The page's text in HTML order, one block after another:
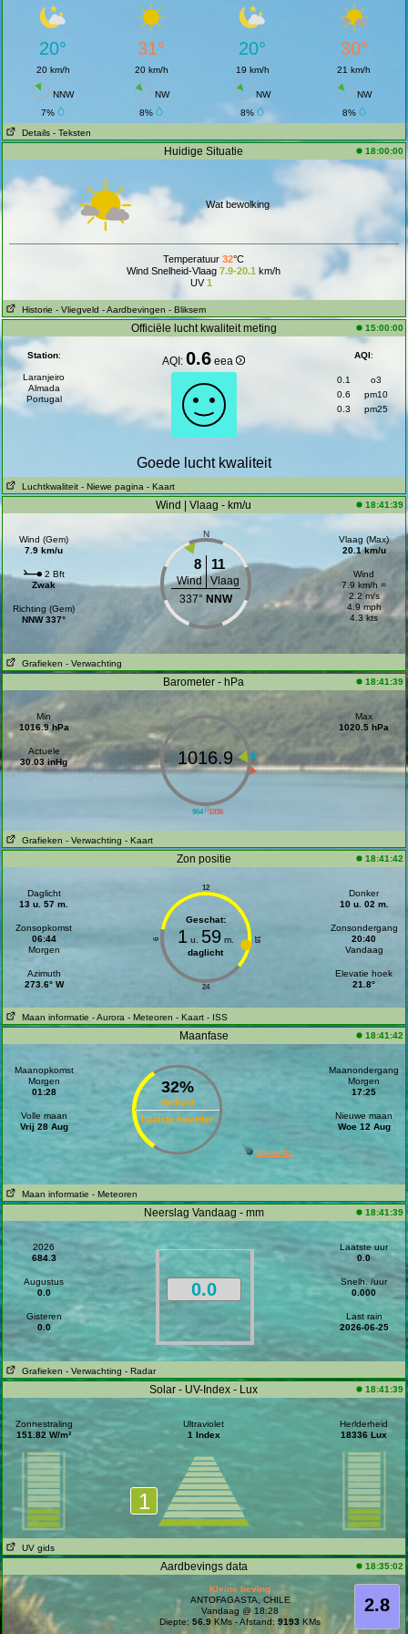
20° 31° 20° 30°
20 km/h 20 km/h 19 km/h 21 km/h
NNW NW NW
NW
7%
8% 8%
8%
Details - Teksten
Huidige Situatie 18:00:00
Wat bewolking
Temperatuur32°C
Wind Snelheid-Vlaag 7.9-20.1 km/h
UV1
Historie - Vliegveld - Aardbevingen - Bliksem
Officiële lucht kwaliteit meting 15:00:00
Station:
Laranjeiro
Almada
Portugal
AQI:0.6 eea AQI:
0.1
o3
0.6
pm10
0.3
pm25
Goede lucht kwaliteit
Luchtkwaliteit - Niewe pagina - Kaart
Wind | Vlaag - km/u 18:41:39
Wind (Gem)
7.9 km/u
2 Bft
Zwak
Richting (Gem)
NNW 337°
N
8 11
Wind
Vlaag
337° NNW
Vlaag (Max)
20.1 km/u
Wind
7.9 km/h =
2.2 m/s
4.9 mph
4.3 kts
Grafieken - Verwachting
Barometer - hPa 18:41:39
Min
1016.9 hPa
Actuele
30.03 inHg
||
964 1036
1016.9
Max
1020.5 hPa
Grafieken - Verwachting - Kaart
Zon positie 18:41:42
Daglicht
13 u. 57 m.
Zonsopkomst
06:44
Morgen
Azimuth
273.6° W
12
24
6 18
Geschat:
1 u. 59m.
daglicht
Donker
10 u. 02 m.
Zonsondergang
20:40
Vandaag
Elevatie hoek
21.8°
Maan informatie - Aurora - Meteoren - Kaart - ISS
Maanfase 18:41:42
Maanopkomst
Morgen
01:28
Volle maan
Vrij 28 Aug
32%
Verlicht
Laatste kwartier
Maanondergang
Morgen
17:25
Nieuwe maan
Woe 12 Aug
Perseids
Maan informatie - Meteoren
Neerslag Vandaag - mm 18:41:39
2026
684.3
Augustus
0.0
Gisteren
0.0
0.0
Laatste uur
0.0
Snelh. /uur
0.000
Last rain
2026-06-25
Grafieken - Verwachting - Radar
Solar - UV-Index - Lux 18:41:39
Zonnestraling
151.82 W/m²
Ultraviolet
1 Index
1
Herlderheid
18336 Lux
UV gids
Aardbevings data 18:35:02
2.8
Kleine beving
ANTOFAGASTA, CHILE
Vandaag @ 18:28
Diepte:56.9 KMs - Afstand:9193 KMs